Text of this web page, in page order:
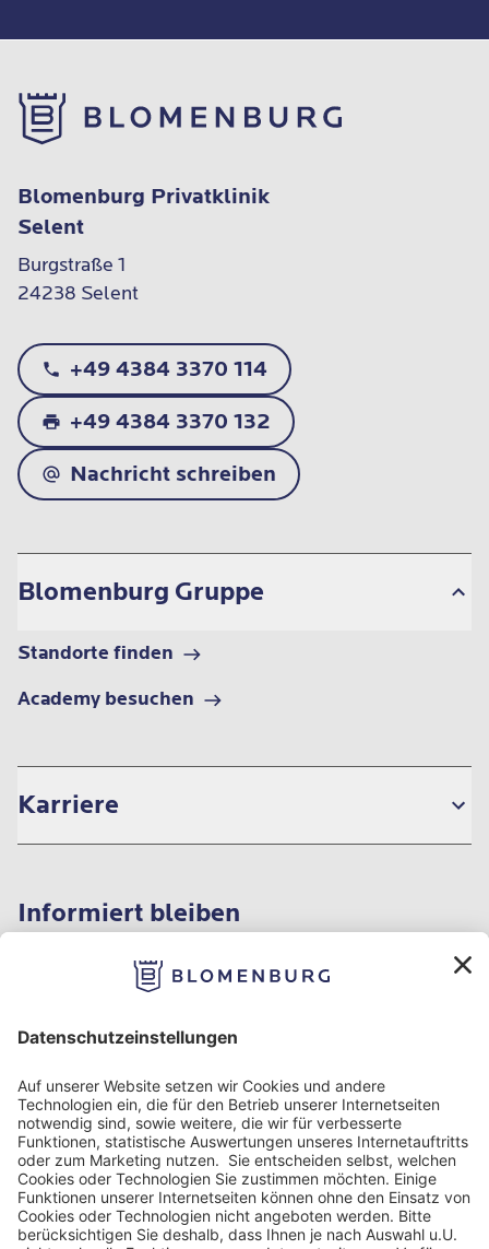
Blomenburg Privatklinik
Selent
Burgstraße 1
24238 Selent
+49 4384 3370 114
+49 4384 3370 132
Nachricht schreiben
Blomenburg Gruppe
Standorte finden
Academy besuchen
Karriere
Informiert bleiben
Impressum
Datenschutzinformation
Nutzungsbedingungen